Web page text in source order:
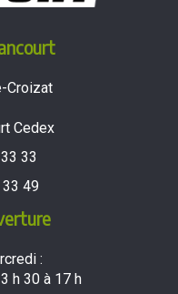
Croizat
Cedex
33
49
:
h 30 à 17 h